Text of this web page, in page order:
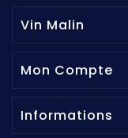
Vin Malin
Mon Compte
Informations